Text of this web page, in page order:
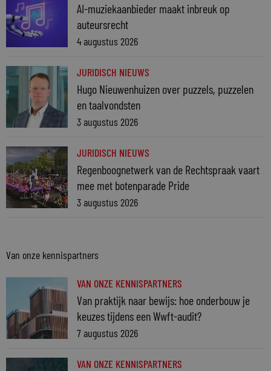
AI-muziekaanbieder maakt inbreuk op
auteursrecht
4 augustus 2026
JURIDISCH NIEUWS
Hugo Nieuwenhuizen over puzzels, puzzelen
en taalvondsten
3 augustus 2026
JURIDISCH NIEUWS
Regenboognetwerk van de Rechtspraak vaart
mee met botenparade Pride
3 augustus 2026
Van onze kennispartners
VAN ONZE KENNISPARTNERS
Van praktijk naar bewijs: hoe onderbouw je
keuzes tijdens een Wwft-audit?
7 augustus 2026
VAN ONZE KENNISPARTNERS